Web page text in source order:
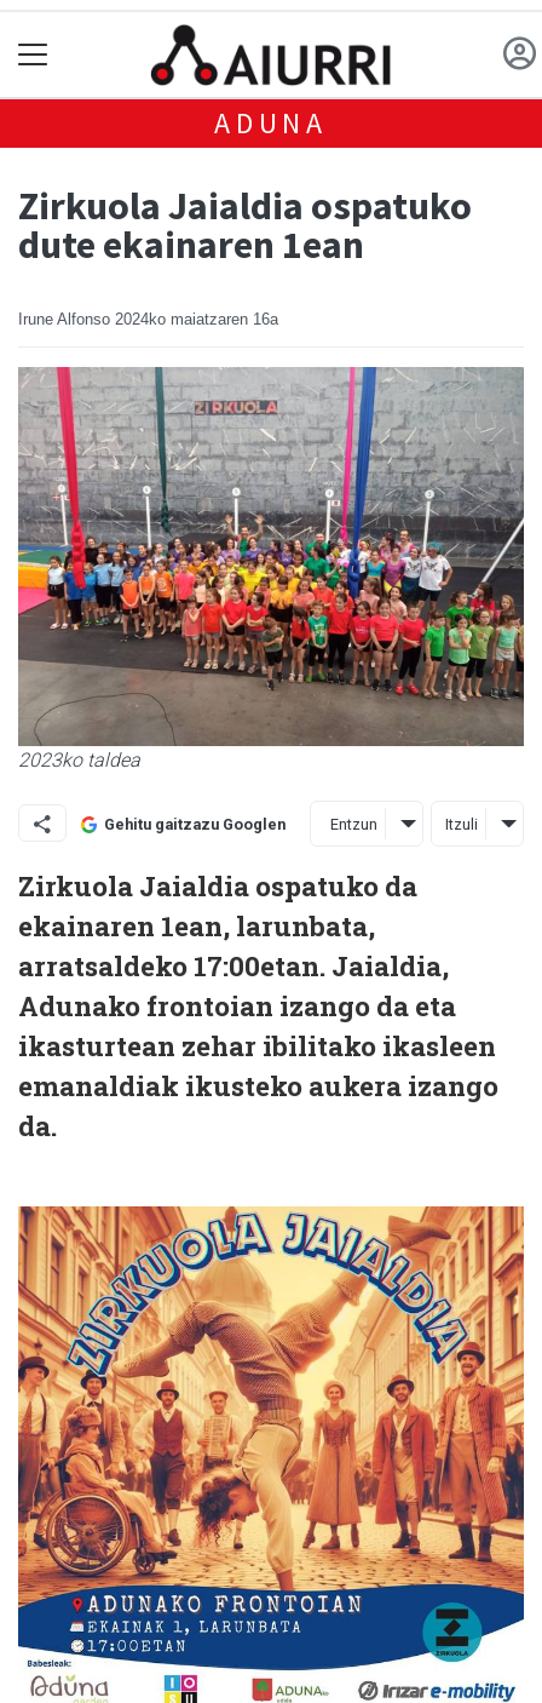
ADUNA
Zirkuola Jaialdia ospatuko
dute ekainaren 1ean
Irune Alfonso 2024ko maiatzaren 16a
2023ko taldea
Gehitu gaitzazu Googlen Entzun Itzuli
Zirkuola Jaialdia ospatuko da
ekainaren 1ean, larunbata,
arratsaldeko 17:00etan. Jaialdia,
Adunako frontoian izango da eta
ikasturtean zehar ibilitako ikasleen
emanaldiak ikusteko aukera izango
da.